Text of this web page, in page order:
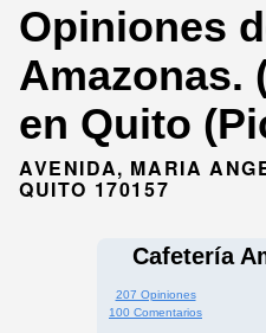
Opiniones
Amazonas.
en Quito
AVENIDA, MARIA
QUITO 170157
Cafetería
207 Opiniones
100 Comentarios